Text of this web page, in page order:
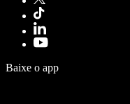
Baixe o app